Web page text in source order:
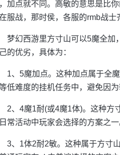
加点就不同。高敏的意思是比
服战，那时侯，各服的rmb战士
梦幻西游里方寸山可以5魔全加
的优劣，具体为：
1、5魔加点。这种加点属于全
低难度的挂机任务中，避免因
2、4魔1耐(或4魔1体)。这种方
常活动中玩家会选择的方案之一
3、1体2耐2敏。这种属于方寸